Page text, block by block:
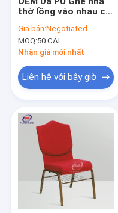
thờ lồng vào nhau có
Giá bán:Negotiated
MOQ:50 CÁI
Nhận giá mới nhất
Liên hệ với bây giờ